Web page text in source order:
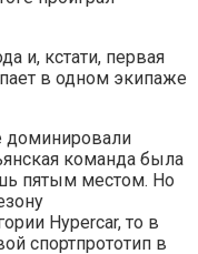
и, кстати, первая
в одном экипаже
доминировали
команда была
пятым местом. Но
Hypercar, то в
спортпрототип в